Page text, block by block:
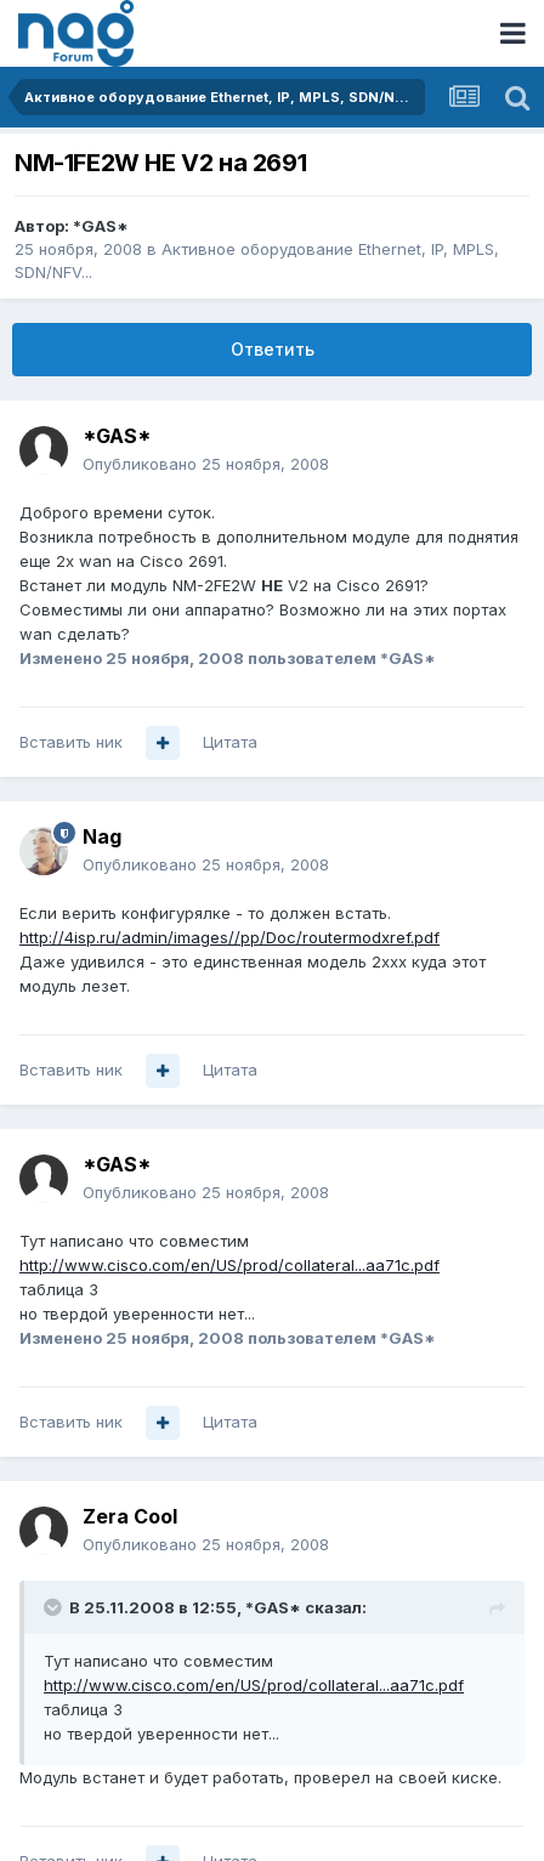
Активное оборудование Ethernet, IP, MPLS, SDN/NFV...
NM-1FE2W НЕ V2 на 2691
Автор: *GAS*
25 ноября, 2008 в Активное оборудование Ethernet, IP, MPLS,
SDN/NFV...
Ответить
*GAS*
Опубликовано 25 ноября, 2008
Доброго времени суток.
Возникла потребность в дополнительном модуле для поднятия
еще 2х wan на Cisco 2691.
Встанет ли модуль NM-2FE2W НЕ V2 на Cisco 2691?
Совместимы ли они аппаратно? Возможно ли на этих портах
wan сделать?
Изменено 25 ноября, 2008 пользователем *GAS*
Вставить ник Цитата
Nag
Опубликовано 25 ноября, 2008
Если верить конфигурялке - то должен встать.
http://4isp.ru/admin/images//pp/Doc/routermodxref.pdf
Даже удивился - это единственная модель 2ххх куда этот
модуль лезет.
Вставить ник Цитата
*GAS*
Опубликовано 25 ноября, 2008
Тут написано что совместим
http://www.cisco.com/en/US/prod/collateral...aa71c.pdf
таблица 3
но твердой уверенности нет...
Изменено 25 ноября, 2008 пользователем *GAS*
Вставить ник Цитата
Zera Cool
Опубликовано 25 ноября, 2008
В 25.11.2008 в 12:55, *GAS* сказал:
Тут написано что совместим
http://www.cisco.com/en/US/prod/collateral...aa71c.pdf
таблица 3
но твердой уверенности нет...
Модуль встанет и будет работать, проверел на своей киске.